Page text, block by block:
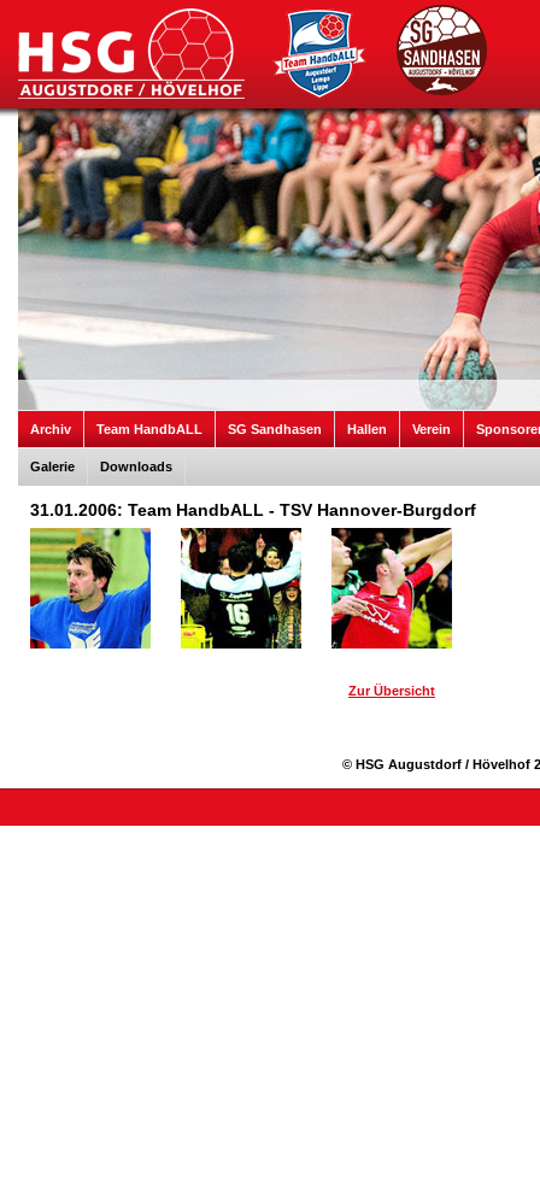
Archiv Team HandbALL SG Sandhasen Hallen Verein
Galerie Downloads
31.01.2006: Team HandbALL - TSV Hannover-Burgdorf
Zur Übersicht
© HSG Augustdorf / Hövelhof